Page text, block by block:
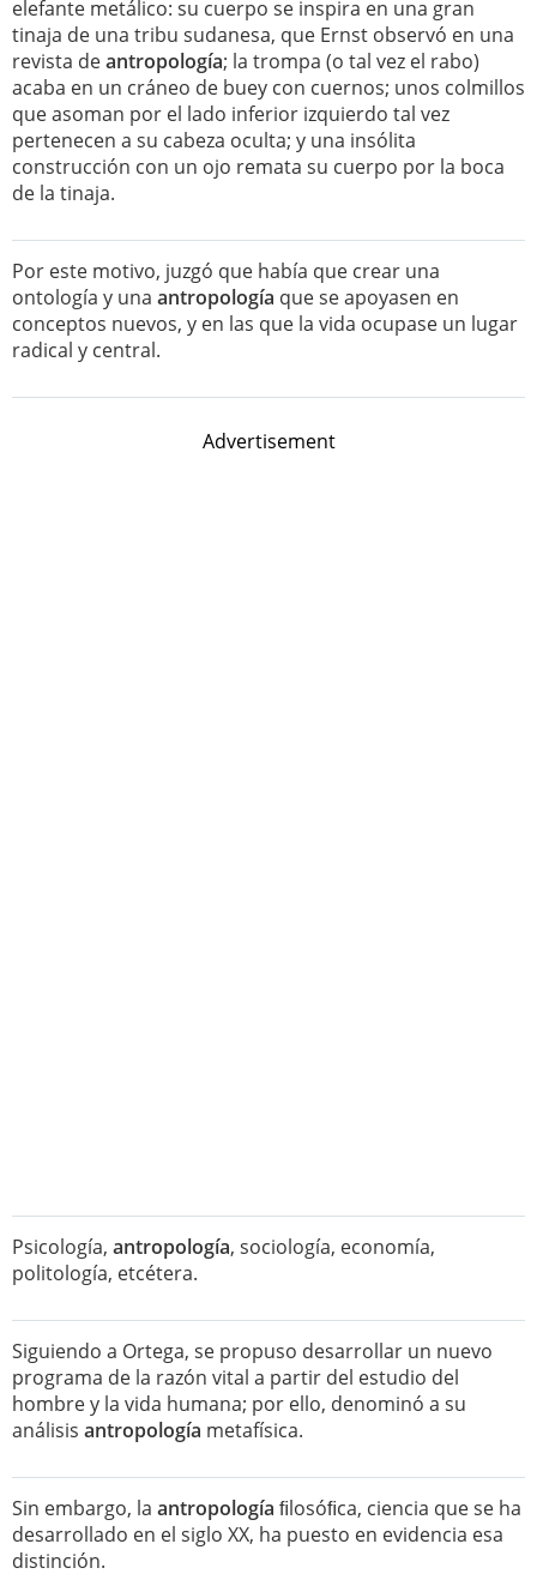
elefante metálico: su cuerpo se inspira en una gran
tinaja de una tribu sudanesa, que Ernst observó en una
revista deantropología; la trompa (o tal vez el rabo)
acaba en un cráneo de buey con cuernos; unos colmillos
que asoman por el lado inferior izquierdo tal vez
pertenecen a su cabeza oculta; y una insólita
construcción con un ojo remata su cuerpo por la boca
de la tinaja.
Por este motivo, juzgó que había que crear una
ontología y una antropología que se apoyasen en
conceptos nuevos, y en las que la vida ocupase un lugar
radical y central.
Advertisement
Psicología, antropología, sociología, economía,
politología, etcétera.
Siguiendo a Ortega, se propuso desarrollar un nuevo
programa de la razón vital a partir del estudio del
hombre y la vida humana; por ello, denominó a su
análisis antropología metafísica.
Sin embargo, la antropología ﬁlosóﬁca, ciencia que se ha
desarrollado en el siglo XX, ha puesto en evidencia esa
distinción.